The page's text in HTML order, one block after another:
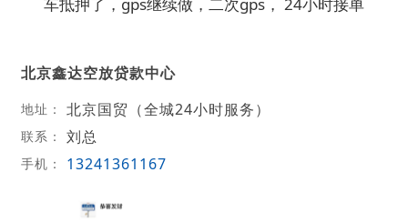
北京鑫达空放贷款中心
地址： 北京国贸（全城24小时服务）
联系： 刘总
手机： 13241361167